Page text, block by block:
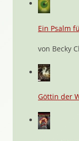
Ein Psalm
von Becky
Göttin der